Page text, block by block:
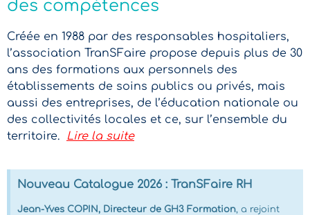
des compétences
Créée en 1988 par des responsables hospitaliers,
l’association TranSFaire propose depuis plus de 30
ans des formations aux personnels des
établissements de soins publics ou privés, mais
aussi des entreprises, de l’éducation nationale ou
des collectivités locales et ce, sur l’ensemble du
territoire. Lire la suite
Nouveau Catalogue 2026 : TranSFaire RH
Jean-Yves COPIN, Directeur de GH3 Formation, a rejoint